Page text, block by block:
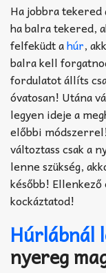
Ha jobbra tekered
ha balra tekered,
felfeküdt ahúr,
balra kell
fordulatot állíts
óvatosan! Utána
legyen ideje a
előbbi
változtass csak a
lenne szükség,
később!
kockáztatod!
Húrlábnál
nyereg